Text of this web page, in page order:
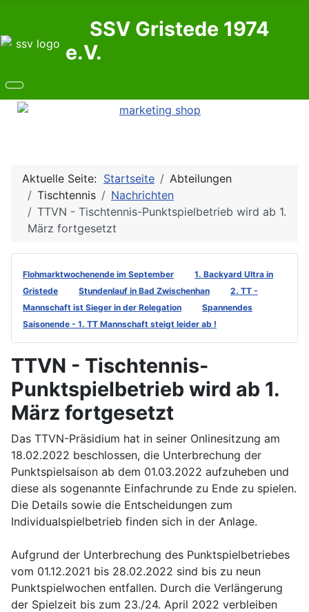
SSV Gristede 1974
e.V.
Aktuelle Seite: Startseite
Abteilungen
Tischtennis
Nachrichten
TTVN - Tischtennis-Punktspielbetrieb wird ab 1.
März fortgesetzt
Flohmarktwochenende im September
1. Backyard Ultra in
Gristede
Stundenlauf in Bad Zwischenhan
2. TT -
Mannschaft ist Sieger in der Relegation
Spannendes
Saisonende - 1. TT Mannschaft steigt leider ab !
TTVN - Tischtennis-
Punktspielbetrieb wird ab 1.
März fortgesetzt
Das TTVN-Präsidium hat in seiner Onlinesitzung am
18.02.2022 beschlossen, die Unterbrechung der
Punktspielsaison ab dem 01.03.2022 aufzuheben und
diese als sogenannte Einfachrunde zu Ende zu spielen.
Die Details sowie die Entscheidungen zum
Individualspielbetrieb finden sich in der Anlage.
Aufgrund der Unterbrechung des Punktspielbetriebes
vom 01.12.2021 bis 28.02.2022 sind bis zu neun
Punktspielwochen entfallen. Durch die Verlängerung
der Spielzeit bis zum 23./24. April 2022 verbleiben